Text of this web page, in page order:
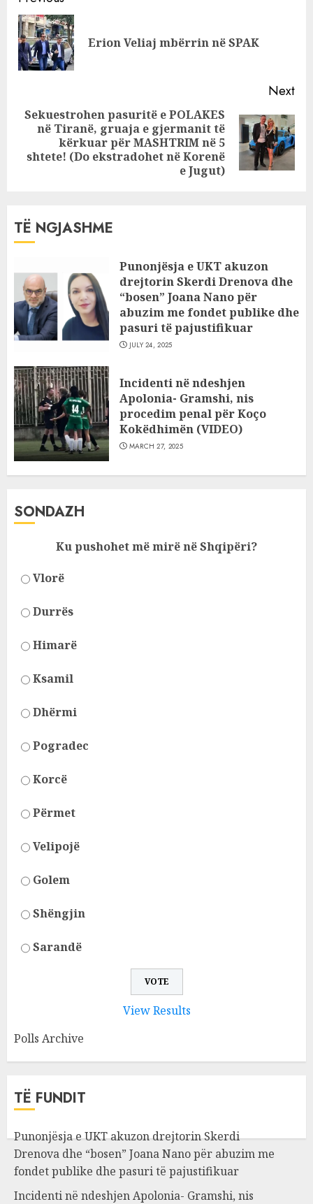
Ukrainë
Reading
Erion Veliaj mbërrin në SPAK
Next
Next
post:
Sekuestrohen pasuritë e POLAKES
në Tiranë, gruaja e gjermanit të
kërkuar për MASHTRIM në 5
shtete! (Do ekstradohet në Korenë
e Jugut)
TË NGJASHME
Punonjësja e UKT akuzon
drejtorin Skerdi Drenova dhe
“bosen” Joana Nano për
abuzim me fondet publike dhe
pasuri të pajustifikuar
JULY 24, 2025
Incidenti në ndeshjen
Apolonia- Gramshi, nis
procedim penal për Koço
Kokëdhimën (VIDEO)
MARCH 27, 2025
SONDAZH
Ku pushohet më mirë në Shqipëri?
Vlorë
Durrës
Himarë
Ksamil
Dhërmi
Pogradec
Korcë
Përmet
Velipojë
Golem
Shëngjin
Sarandë
View Results
Polls Archive
TË FUNDIT
Punonjësja e UKT akuzon drejtorin Skerdi
Drenova dhe “bosen” Joana Nano për abuzim me
fondet publike dhe pasuri të pajustifikuar
Incidenti në ndeshjen Apolonia- Gramshi, nis